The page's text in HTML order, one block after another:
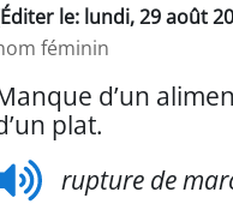
le: lundi, 29 août
féminin
d’un
plat.
rupture de